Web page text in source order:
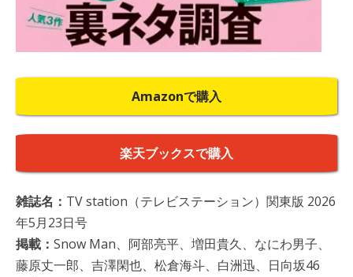
Amazonで購入
楽天ブックスで購入
雑誌名： TV station（テレビステーション）関東版 2026
年5月23日号
掲載： Snow Man、阿部亮平、増田貴久、なにわ男子、
藤原丈一郎、吉澤閑也、松倉海斗、白洲迅、日向坂46